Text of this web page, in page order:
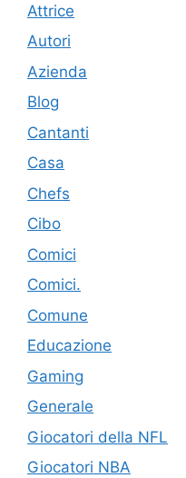
Attrice
Autori
Azienda
Blog
Cantanti
Casa
Chefs
Cibo
Comici
Comici.
Comune
Educazione
Gaming
Generale
Giocatori della NFL
Giocatori NBA